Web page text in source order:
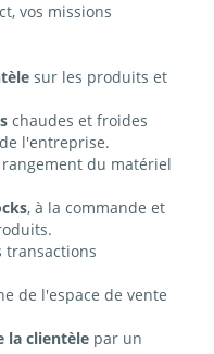
vos missions
sur les produits et
chaudes et froides
l'entreprise.
du matériel
, à la commande et
de l'espace de vente
la clientèlepar un